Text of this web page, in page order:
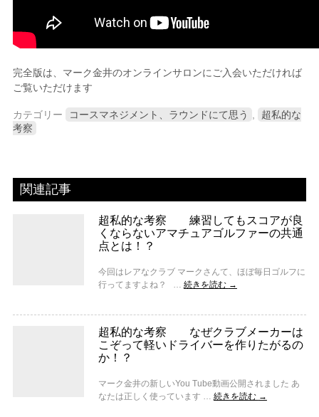
完全版は、マーク金井のオンラインサロンにご入会いただければ
ご覧いただけます
カテゴリー コースマネジメント、ラウンドにて思う ,
超私的な
考察
関連記事
超私的な考察 練習してもスコアが良
くならないアマチュアゴルファーの共通
点とは！？
今回はレアなクラブ マークさんて、ほぼ毎日ゴルフに
行ってますよね？ … 続きを読む →
超私的な考察 なぜクラブメーカーは
こぞって軽いドライバーを作りたがるの
か！？
マーク金井の新しいYou Tube動画公開されました あ
なたは正しく使っています … 続きを読む →